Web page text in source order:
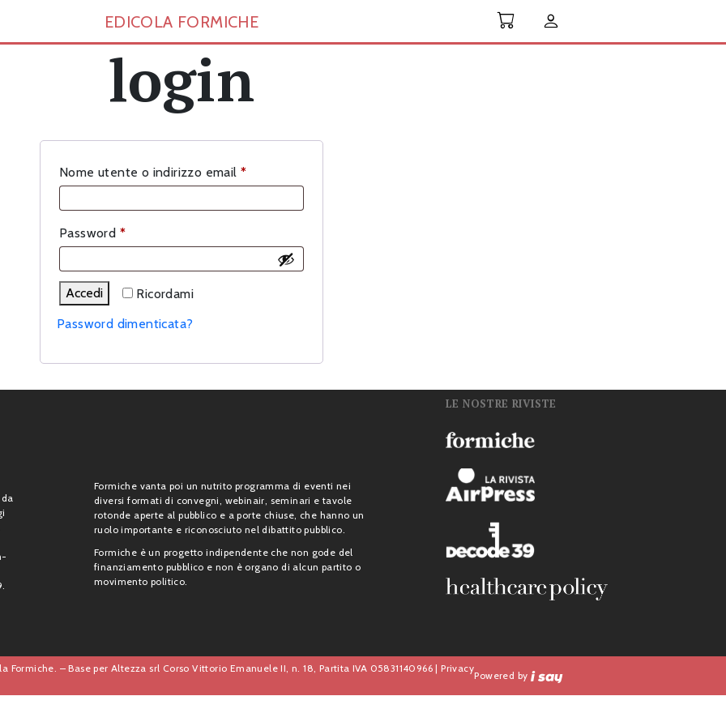
EDICOLA FORMICHE
login
Nome utente o indirizzo email *Richiesto
Password *Richiesto
Ricordami
Accedi
Password dimenticata?
Formiche vanta poi un nutrito programma di eventi nei
diversi formati di convegni, webinair, seminari e tavole
rotonde aperte al pubblico e a porte chiuse, che hanno un
ruolo importante e riconosciuto nel dibattito pubblico.
Formiche è un progetto indipendente che non gode del
finanziamento pubblico e non è organo di alcun partito o
movimento politico.
LE NOSTRE RIVISTE
Formiche. – Base per Altezza srl Corso Vittorio Emanuele II, n. 18, Partita IVA 05831140966 |Privacy
Powered by